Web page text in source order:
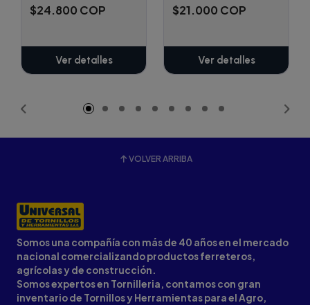
$24.800 COP
Ver detalles
$21.000 COP
Ver detalles
VOLVER ARRIBA
Somos una compañía con más de 40 años en el mercado
nacional comercializando productos ferreteros,
agrícolas y de construcción.
Somos expertos en Tornilleria, contamos con gran
inventario de Tornillos y Herramientas para el Agro,